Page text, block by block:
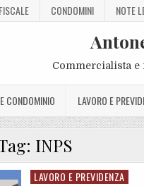
CONDOMINI NOTE
Commercialista e
CONDOMINIO LAVORO E
INPS
Posted
LAVORO E PREVIDENZA